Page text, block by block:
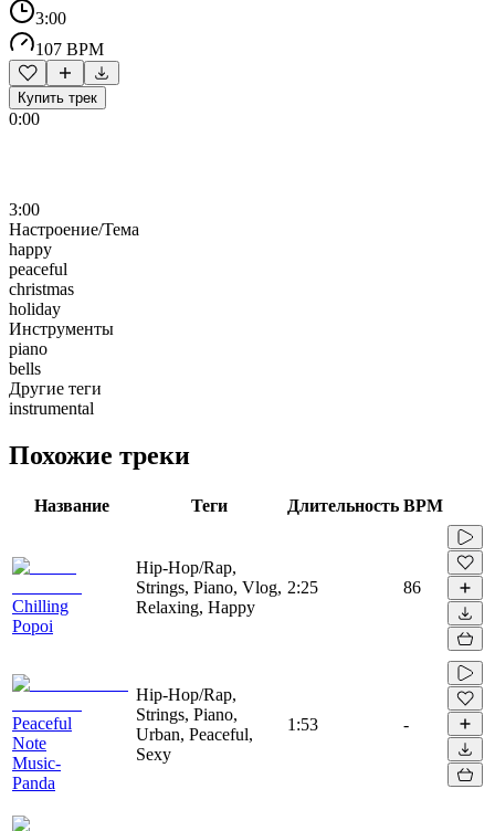
3:00
107 BPM
Купить трек
0:00
3:00
Настроение/Тема
happy
peaceful
christmas
holiday
Инструменты
piano
bells
Другие теги
instrumental
Похожие треки
Название Теги Длительность BPM
Chilling
Popoi
Hip-Hop/Rap,
Strings, Piano, Vlog,
Relaxing, Happy
2:25 86
Peaceful
Note
Music-
Panda
Hip-Hop/Rap,
Strings, Piano,
Urban, Peaceful,
Sexy
1:53 -